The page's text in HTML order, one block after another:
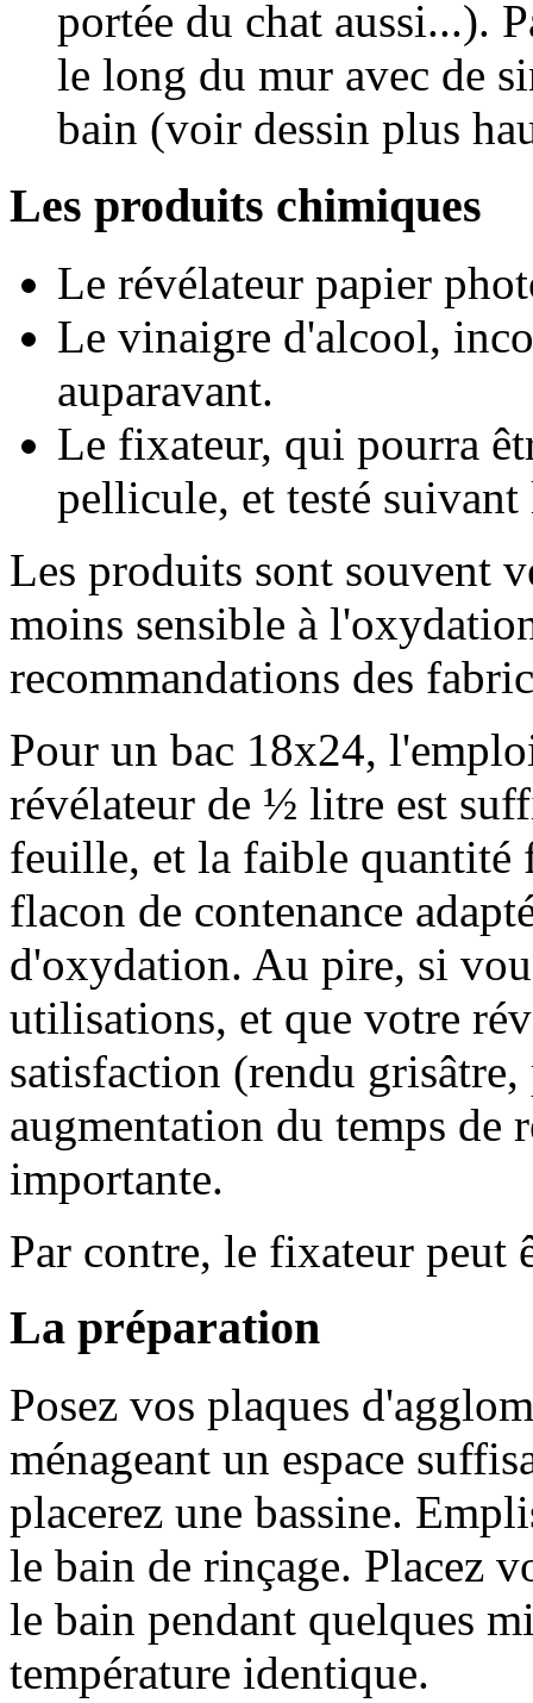
portée du chat aussi...).
le long du mur avec de
bain (voir dessin plus
Les produits chimiques
Le révélateur papier
Le vinaigre d'alcool,
auparavant.
Le fixateur, qui pourra
pellicule, et testé
Les produits sont souvent
moins sensible à
recommandations des
Pour un bac 18x24,
révélateur de ½ litre est
feuille, et la faible quantité
flacon de contenance
d'oxydation. Au pire, si
utilisations, et que votre
satisfaction (rendu grisâtre,
augmentation du temps de
importante.
Par contre, le fixateur peut
La préparation
Posez vos plaques
ménageant un espace
placerez une bassine.
le bain de rinçage. Placez
le bain pendant quelques
température identique.